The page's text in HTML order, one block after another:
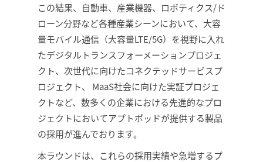
この結果、自動車、産業機器、ロボティクス/ド
ローン分野など各種産業シーンにおいて、大容
量モバイル通信（大容量LTE/5G）を視野に入れ
たデジタルトランスフォーメーションプロジェ
クト、次世代に向けたコネクテッドサービスプ
ロジェクト、 MaaS社会に向けた実証プロジェ
クトなど、数多くの企業における先進的なプロ
ジェクトにおいてアプトポッドが提供する製品
の採用が進んでおります。
本ラウンドは、これらの採用実績や急増するプ